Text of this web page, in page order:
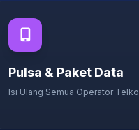
Pulsa & Paket Data
Isi Ulang Semua Operator Telko